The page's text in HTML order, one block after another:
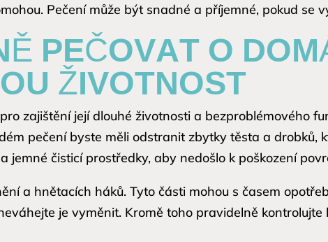
Pečení může být snadné a příjemné, pokud se
PEČOVAT O
ŽIVOTNOST
zajištění její dlouhé životnosti a bezproblémového
pečení byste měli odstranit zbytky těsta a drobků,
jemné čisticí prostředky, aby nedošlo k poškození
a hnětacích háků. Tyto části mohou s časem
je vyměnit. Kromě toho pravidelně